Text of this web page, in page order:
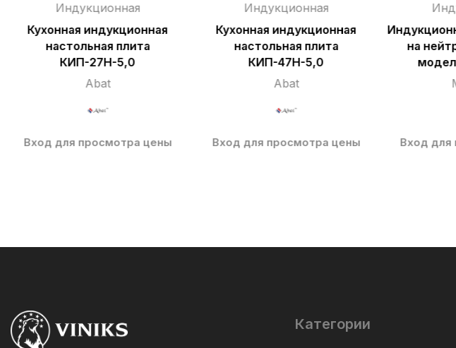
Индукционная
Кухонная индукционная
настольная плита
КИП-27Н-5,0
Abat
Вход для просмотра цены
Индукционная
Кухонная индукционная
настольная плита
КИП-47Н-5,0
Abat
Вход для просмотра цены
на
Вход для
Категории